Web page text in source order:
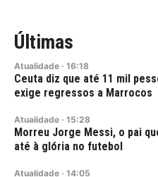
Últimas
Atualidade · 16:18
Ceuta diz que até 11 mil
exige regressos a Marrocos
Atualidade · 15:28
Morreu Jorge Messi, o pai
até à glória no futebol
Atualidade · 14:05